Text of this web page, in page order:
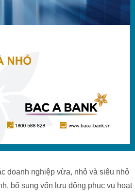
doanh nghiệp vừa, nhỏ và siêu nhỏ
bổ sung vốn lưu động phục vụ hoạt